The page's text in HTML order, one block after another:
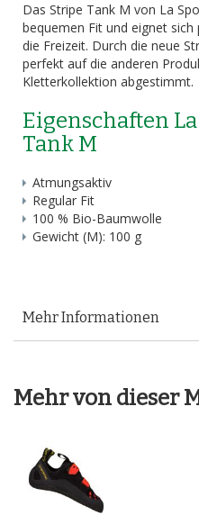
Das Stripe Tank M von La
bequemen Fit und eignet
die Freizeit. Durch die neue
perfekt auf die anderen
Kletterkollektion abgestimmt.
Eigenschaften
Tank M
Atmungsaktiv
Regular Fit
100 % Bio-Baumwolle
Gewicht (M): 100 g
Mehr Informationen
Mehr von dieser